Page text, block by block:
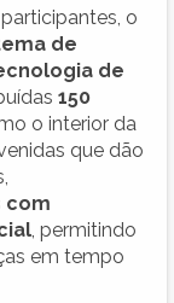
o
de
de
150
o interior da
que dão
com
, permitindo
em tempo